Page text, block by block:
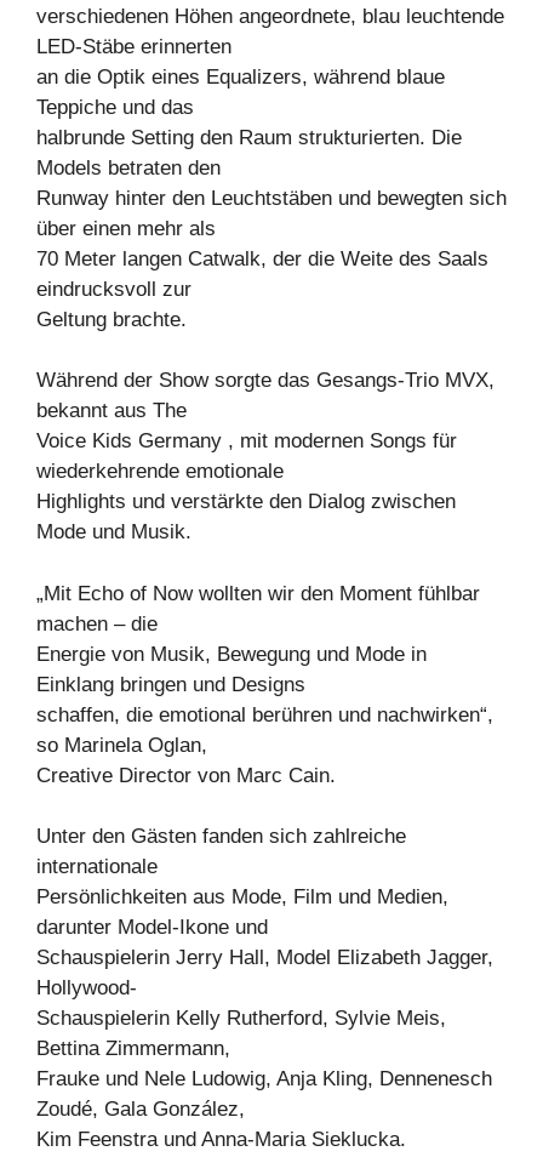
verschiedenen Höhen angeordnete, blau leuchtende
LED-Stäbe erinnerten
an die Optik eines Equalizers, während blaue
Teppiche und das
halbrunde Setting den Raum strukturierten. Die
Models betraten den
Runway hinter den Leuchtstäben und bewegten sich
über einen mehr als
70 Meter langen Catwalk, der die Weite des Saals
eindrucksvoll zur
Geltung brachte.
Während der Show sorgte das Gesangs-Trio MVX,
bekannt aus The
Voice Kids Germany , mit modernen Songs für
wiederkehrende emotionale
Highlights und verstärkte den Dialog zwischen
Mode und Musik.
„Mit Echo of Now wollten wir den Moment fühlbar
machen – die
Energie von Musik, Bewegung und Mode in
Einklang bringen und Designs
schaffen, die emotional berühren und nachwirken“,
so Marinela Oglan,
Creative Director von Marc Cain.
Unter den Gästen fanden sich zahlreiche
internationale
Persönlichkeiten aus Mode, Film und Medien,
darunter Model-Ikone und
Schauspielerin Jerry Hall, Model Elizabeth Jagger,
Hollywood-
Schauspielerin Kelly Rutherford, Sylvie Meis,
Bettina Zimmermann,
Frauke und Nele Ludowig, Anja Kling, Dennenesch
Zoudé, Gala González,
Kim Feenstra und Anna-Maria Sieklucka.